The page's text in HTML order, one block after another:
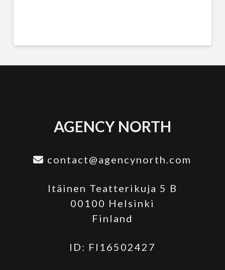
AGENCY NORTH
contact@agencynorth.com
Itäinen Teatterikuja 5 B
00100 Helsinki
Finland
ID: FI16502427